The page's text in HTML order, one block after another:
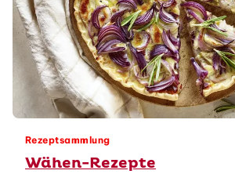
Rezeptsammlung
Wähen-Rezepte